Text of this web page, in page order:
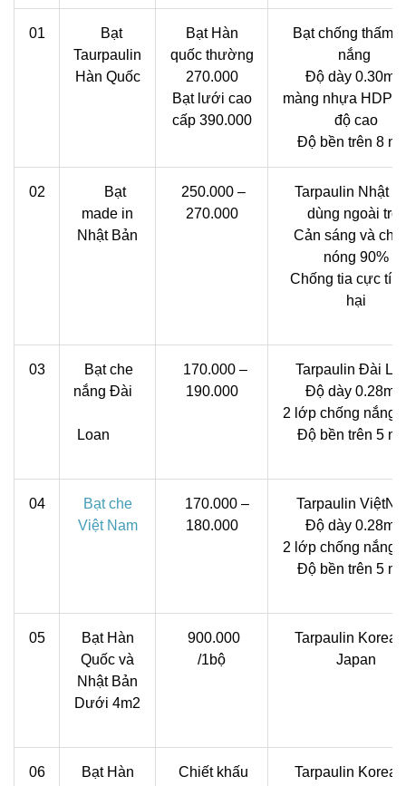
01
Bạt
Taurpaulin
Hàn Quốc
Bạt Hàn
quốc thường
270.000
Bạt lưới cao
cấp 390.000
Bạt chống thấm
nắng
Độ dày 0.30mm
màng nhựa HDPE
độ cao
Độ bền trên 8
02
Bạt
made in
Nhật Bản
250.000 –
270.000
Tarpaulin Nhật
dùng ngoài trời
Cản sáng và
nóng 90%
Chống tia cực tím
hại
03
Bạt che
nắng Đài
Loan
170.000 –
190.000
Tarpaulin Đài
Độ dày 0.28mm
2 lớp chống nắng
Độ bền trên 5
04
Bạt che
Việt Nam
170.000 –
180.000
Tarpaulin
Độ dày 0.28mm
2 lớp chống nắng
Độ bền trên 5
05
Bạt Hàn
Quốc và
Nhật Bản
Dưới 4m2
900.000
/1bộ
Tarpaulin
Japan
06 Bạt Hàn Chiết khấu Tarpaulin